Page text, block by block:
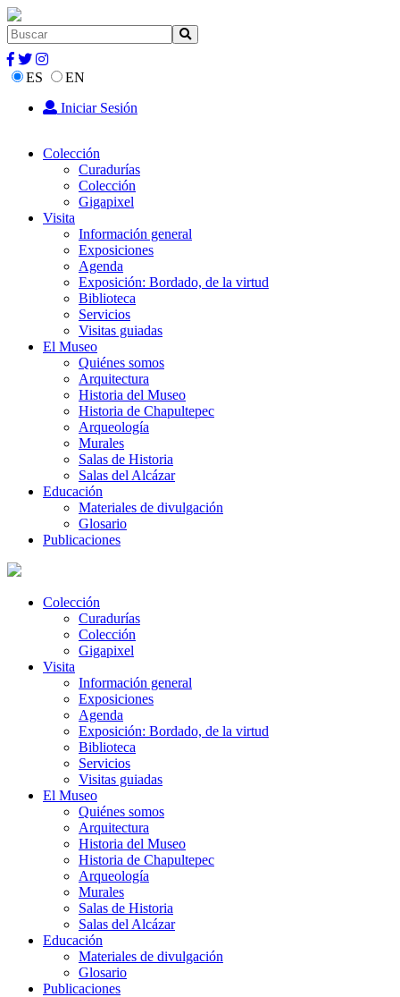
ES
EN
Iniciar Sesión
Colección
Curadurías
Colección
Gigapixel
Visita
Información general
Exposiciones
Agenda
Exposición: Bordado, de la virtud
Biblioteca
Servicios
Visitas guiadas
El Museo
Quiénes somos
Arquitectura
Historia del Museo
Historia de Chapultepec
Arqueología
Murales
Salas de Historia
Salas del Alcázar
Educación
Materiales de divulgación
Glosario
Publicaciones
Colección
Curadurías
Colección
Gigapixel
Visita
Información general
Exposiciones
Agenda
Exposición: Bordado, de la virtud
Biblioteca
Servicios
Visitas guiadas
El Museo
Quiénes somos
Arquitectura
Historia del Museo
Historia de Chapultepec
Arqueología
Murales
Salas de Historia
Salas del Alcázar
Educación
Materiales de divulgación
Glosario
Publicaciones